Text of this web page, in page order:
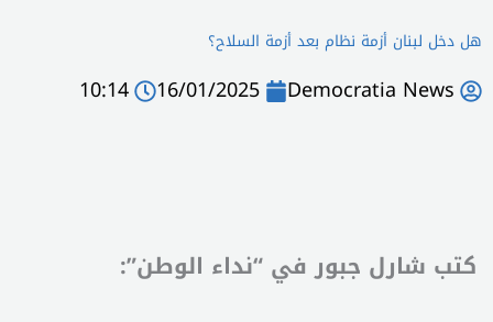
هل دخل لبنان أزمة نظام بعد أزمة السلاح؟
Democratia News
16/01/2025
10:14
كتب شارل جبور في “نداء الوطن”: